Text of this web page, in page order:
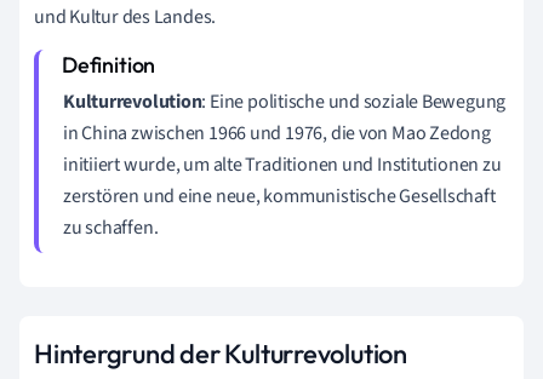
und Kultur des Landes.
Kulturrevolution: Eine politische und soziale Bewegung
in China zwischen 1966 und 1976, die von Mao Zedong
initiiert wurde, um alte Traditionen und Institutionen zu
zerstören und eine neue, kommunistische Gesellschaft
zu schaffen.
Hintergrund der Kulturrevolution